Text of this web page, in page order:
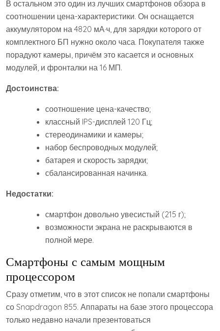
В остальном это один из лучших смартфонов обзора в
соотношении цена-характеристики. Он оснащается
аккумулятором на 4820 мА·ч, для зарядки которого от
комплектного БП нужно около часа. Покупателя также
порадуют камеры, причём это касается и основных
модулей, и фронталки на 16 МП.
Достоинства:
соотношение цена-качество;
классный IPS-дисплей 120 Гц;
стереодинамики и камеры;
набор беспроводных модулей;
батарея и скорость зарядки;
сбалансированная начинка.
Недостатки:
смартфон довольно увесистый (215 г);
возможности экрана не раскрываются в
полной мере.
Смартфоны с самым мощным
процессором
Сразу отметим, что в этот список не попали смартфоны
со Snapdragon 855. Аппараты на базе этого процессора
только недавно начали презентоваться